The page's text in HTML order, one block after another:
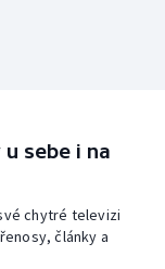
sebe i na
chytré televizi
články a